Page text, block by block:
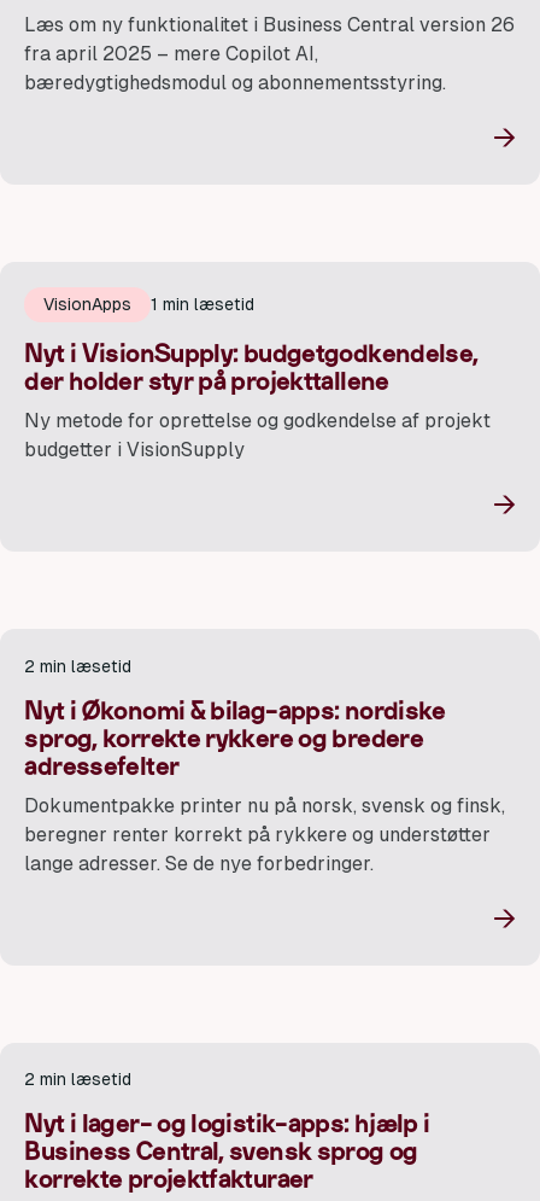
Læs om ny funktionalitet i Business Central version 26
fra april 2025 – mere Copilot AI,
bæredygtighedsmodul og abonnementsstyring.
→
VisionApps 1 min læsetid
Nyt i VisionSupply: budgetgodkendelse,
der holder styr på projekttallene
Ny metode for oprettelse og godkendelse af projekt
budgetter i VisionSupply
→
2 min læsetid
Nyt i Økonomi & bilag-apps: nordiske
sprog, korrekte rykkere og bredere
adressefelter
Dokumentpakke printer nu på norsk, svensk og finsk,
beregner renter korrekt på rykkere og understøtter
lange adresser. Se de nye forbedringer.
→
2 min læsetid
Nyt i lager- og logistik-apps: hjælp i
Business Central, svensk sprog og
korrekte projektfakturaer